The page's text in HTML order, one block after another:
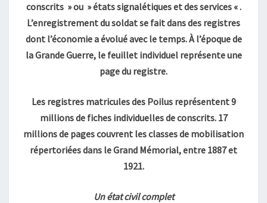
conscrits » ou » états signalétiques et des services « .
L’enregistrement du soldat se fait dans des registres
dont l’économie a évolué avec le temps. À l’époque de
la Grande Guerre, le feuillet individuel représente une
page du registre.
Les registres matricules des Poilus représentent 9
millions de fiches individuelles de conscrits. 17
millions de pages couvrent les classes de mobilisation
répertoriées dans le Grand Mémorial, entre 1887 et
1921.
Un état civil complet